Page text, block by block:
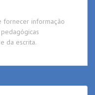
fornecer informação
da escrita.